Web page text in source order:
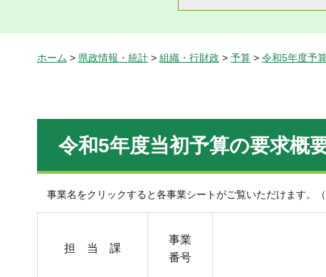
ホーム > 県政情報・統計 > 組織・行財政 > 予算 > 令和5年度予
令和5年度当初予算の要求概
事業名をクリックすると各事業シートがご覧いただけます。（
担 当 課
事業
番号